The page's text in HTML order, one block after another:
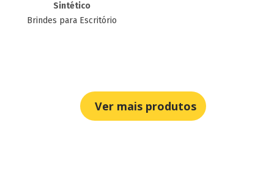
Sintético
Brindes para Escritório
Ver mais produtos